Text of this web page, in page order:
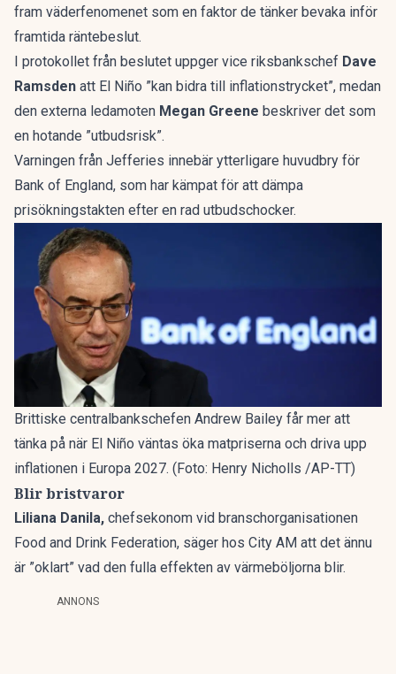
fram väderfenomenet som en faktor de tänker bevaka inför
framtida räntebeslut.
I protokollet från beslutet uppger vice riksbankschef Dave
Ramsden att El Niño ”kan bidra till inflationstrycket”, medan
den externa ledamoten Megan Greene beskriver det som
en hotande ”utbudsrisk”.
Varningen från Jefferies innebär ytterligare huvudbry för
Bank of England, som har kämpat för att dämpa
prisökningstakten efter en rad utbudschocker.
Brittiske centralbankschefen Andrew Bailey får mer att
tänka på när El Niño väntas öka matpriserna och driva upp
inflationen i Europa 2027. (Foto: Henry Nicholls /AP-TT)
Blir bristvaror
Liliana Danila, chefsekonom vid branschorganisationen
Food and Drink Federation, säger hos City AM att det ännu
är ”oklart” vad den fulla effekten av värmeböljorna blir.
ANNONS